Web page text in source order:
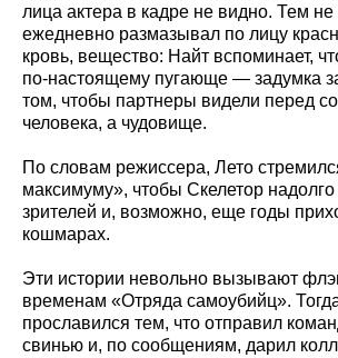
лица актера в кадре не видно. Тем
ежедневно размазывал по лицу
кровь, вещество: Найт вспоминает,
по-настоящему пугающе — задумка
том, чтобы партнеры видели перед
человека, а чудовище.
По словам режиссера, Лето
максимуму», чтобы Скелетор надолго
зрителей и, возможно, еще годы
кошмарах.
Эти истории невольно вызывают
временам «Отряда самоубийц».
прославился тем, что отправил
свинью и, по сообщениям, дарил